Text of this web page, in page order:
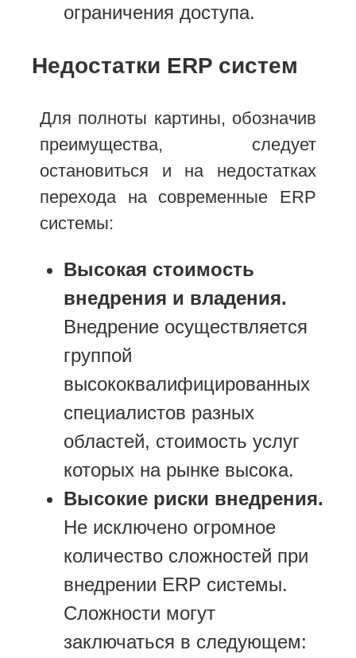
ограничения доступа.
Недостатки ERP систем
Для полноты картины, обозначив
преимущества, следует
остановиться и на недостатках
перехода на современные ERP
системы:
Высокая стоимость
внедрения и владения.
Внедрение осуществляется
группой
высококвалифицированных
специалистов разных
областей, стоимость услуг
которых на рынке высока.
Высокие риски внедрения.
Не исключено огромное
количество сложностей при
внедрении ERP системы.
Сложности могут
заключаться в следующем: